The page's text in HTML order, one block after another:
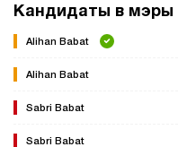
Кандидаты в мэры
Alihan Babat
Alihan Babat
Sabri Babat
Sabri Babat